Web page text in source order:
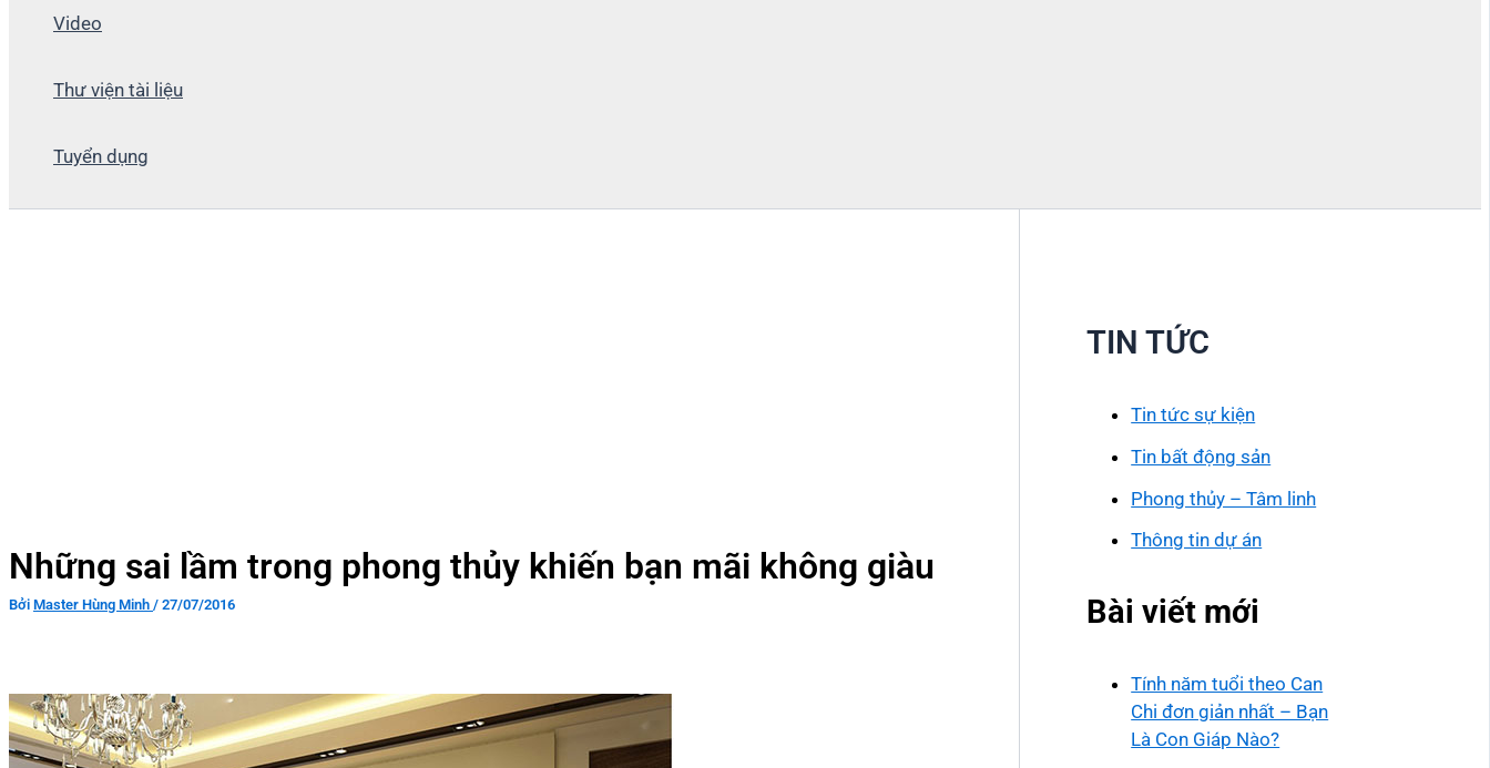
Video
Thư viện tài liệu
Tuyển dụng
Những sai lầm trong phong thủy khiến bạn mãi không giàu
Bởi Master Hùng Minh / 27/07/2016
TIN TỨC
Tin tức sự kiện
Tin bất động sản
Phong thủy – Tâm linh
Thông tin dự án
Bài viết mới
Tính năm tuổi theo Can
Chi đơn giản nhất – Bạn
Là Con Giáp Nào?